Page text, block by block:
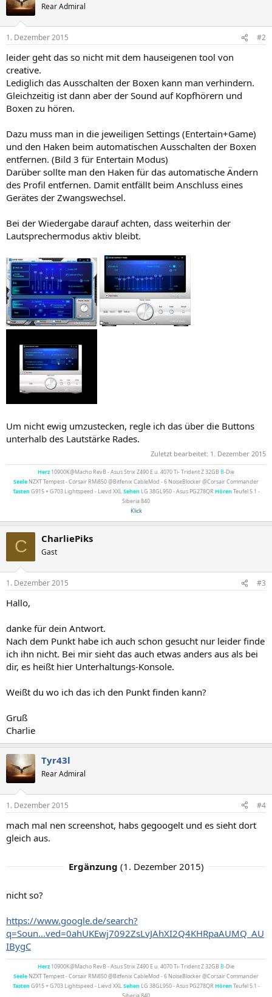
Rear Admiral
1. Dezember 2015 #2
leider geht das so nicht mit dem hauseigenen tool von
creative.
Lediglich das Ausschalten der Boxen kann man verhindern.
Gleichzeitig ist dann aber der Sound auf Kopfhörern und
Boxen zu hören.
Dazu muss man in die jeweiligen Settings (Entertain+Game)
und den Haken beim automatischen Ausschalten der Boxen
entfernen. (Bild 3 für Entertain Modus)
Darüber sollte man den Haken für das automatische Ändern
des Profil entfernen. Damit entfällt beim Anschluss eines
Gerätes der Zwangswechsel.
Bei der Wiedergabe darauf achten, dass weiterhin der
Lautsprechermodus aktiv bleibt.
Um nicht ewig umzustecken, regle ich das über die Buttons
unterhalb des Lautstärke Rades.
Zuletzt bearbeitet: 1. Dezember 2015
Herz 10900K@Macho RevB - Asus Strix Z490 E u. 4070 Ti- Trident Z 32GBB-Die
Seele NZXT Tempest - Corsair RMi850 @Bitfenix CableMod - 6 NoiseBlocker @Corsair Commander
TastenG915 + G703 Lightspeed - Lievd XXL SehenLG 38GL950 - Asus PG278QR HörenTeufel 5.1 -
Siberia 840
Klick
C CharliePiks
Gast
1. Dezember 2015 #3
Hallo,
danke für dein Antwort.
Nach dem Punkt habe ich auch schon gesucht nur leider finde
ich ihn nicht. Bei mir sieht das auch etwas anders aus als bei
dir, es heißt hier Unterhaltungs-Konsole.
Weißt du wo ich das ich den Punkt finden kann?
Gruß
Charlie
Tyr43l
Rear Admiral
1. Dezember 2015 #4
mach mal nen screenshot, habs gegoogelt und es sieht dort
gleich aus.
Ergänzung (1. Dezember 2015)
nicht so?
https://www.google.de/search?
q=Soun...ved=0ahUKEwj7092ZsLvJAhXI2Q4KHRpaAUMQ_AU
IBygC
Herz 10900K@Macho RevB - Asus Strix Z490 E u. 4070 Ti- Trident Z 32GBB-Die
Seele NZXT Tempest - Corsair RMi850 @Bitfenix CableMod - 6 NoiseBlocker @Corsair Commander
TastenG915 + G703 Lightspeed - Lievd XXL SehenLG 38GL950 - Asus PG278QR HörenTeufel 5.1 -
Siberia 840